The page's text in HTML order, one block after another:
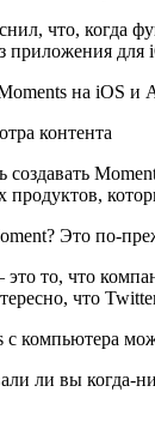
что, когда
приложения
на iOS
контента
создавать
продуктов,
Это по-
то, что
что
компьютера
ли вы когда-